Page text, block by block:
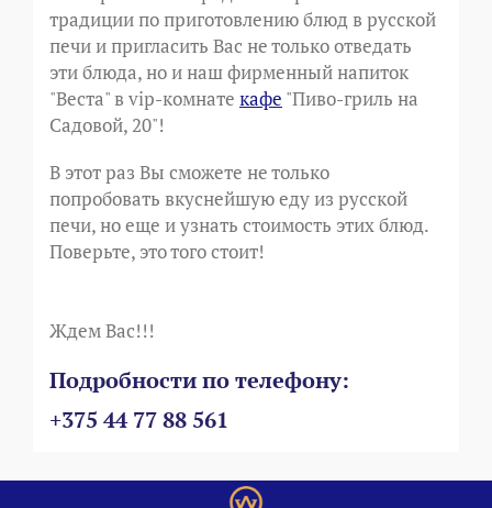
традиции по приготовлению блюд в русской
печи и пригласить Вас не только отведать
эти блюда, но и наш фирменный напиток
"Веста" в vip-комнате кафе "Пиво-гриль на
Садовой, 20"!
В этот раз Вы сможете не только
попробовать вкуснейшую еду из русской
печи, но еще и узнать стоимость этих блюд.
Поверьте, это того стоит!
Ждем Вас!!!
Подробности по телефону:
+375 44 77 88 561